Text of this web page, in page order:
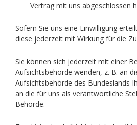
Vertrag mit uns abgeschlossen
Sofern Sie uns eine Einwilligung
diese jederzeit mit Wirkung für die
Sie können sich jederzeit mit einer
Aufsichtsbehörde wenden, z. B. an
Aufsichtsbehörde des Bundeslands
an die für uns als verantwortliche
Behörde.